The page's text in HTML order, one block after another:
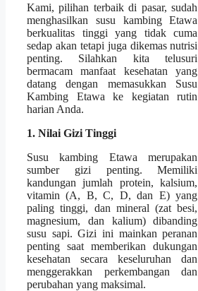
Kami, pilihan terbaik di pasar, sudah
menghasilkan susu kambing Etawa
berkualitas tinggi yang tidak cuma
sedap akan tetapi juga dikemas nutrisi
penting. Silahkan kita telusuri
bermacam manfaat kesehatan yang
datang dengan memasukkan Susu
Kambing Etawa ke kegiatan rutin
harian Anda.
1. Nilai Gizi Tinggi
Susu kambing Etawa merupakan
sumber gizi penting. Memiliki
kandungan jumlah protein, kalsium,
vitamin (A, B, C, D, dan E) yang
paling tinggi, dan mineral (zat besi,
magnesium, dan kalium) dibanding
susu sapi. Gizi ini mainkan peranan
penting saat memberikan dukungan
kesehatan secara keseluruhan dan
menggerakkan perkembangan dan
perubahan yang maksimal.